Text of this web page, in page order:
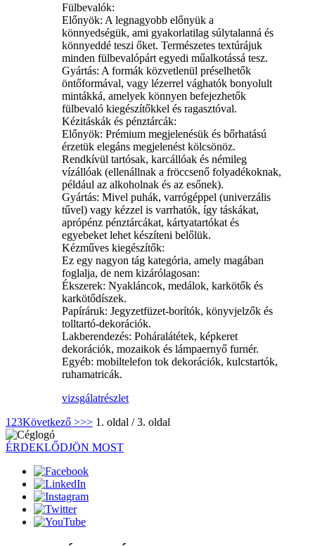
Fülbevalók:
Előnyök: A legnagyobb előnyük a
könnyedségük, ami gyakorlatilag súlytalanná és
könnyeddé teszi őket. Természetes textúrájuk
minden fülbevalópárt egyedi műalkotássá tesz.
Gyártás: A formák közvetlenül préselhetők
öntőformával, vagy lézerrel vághatók bonyolult
mintákká, amelyek könnyen befejezhetők
fülbevaló kiegészítőkkel és ragasztóval.
Kézitáskák és pénztárcák:
Előnyök: Prémium megjelenésük és bőrhatású
érzetük elegáns megjelenést kölcsönöz.
Rendkívül tartósak, karcállóak és némileg
vízállóak (ellenállnak a fröccsenő folyadékoknak,
például az alkoholnak és az esőnek).
Gyártás: Mivel puhák, varrógéppel (univerzális
tűvel) vagy kézzel is varrhatók, így táskákat,
aprópénz pénztárcákat, kártyatartókat és
egyebeket lehet készíteni belőlük.
Kézműves kiegészítők:
Ez egy nagyon tág kategória, amely magában
foglalja, de nem kizárólagosan:
Ékszerek: Nyakláncok, medálok, karkötők és
karkötődíszek.
Papíráruk: Jegyzetfüzet-borítók, könyvjelzők és
tolltartó-dekorációk.
Lakberendezés: Poháralátétek, képkeret
dekorációk, mozaikok és lámpaernyő furnér.
Egyéb: mobiltelefon tok dekorációk, kulcstartók,
ruhamatricák.
vizsgálatrészlet
1 23Következő >>> 1. oldal / 3. oldal
ÉRDEKLŐDJÖN MOST